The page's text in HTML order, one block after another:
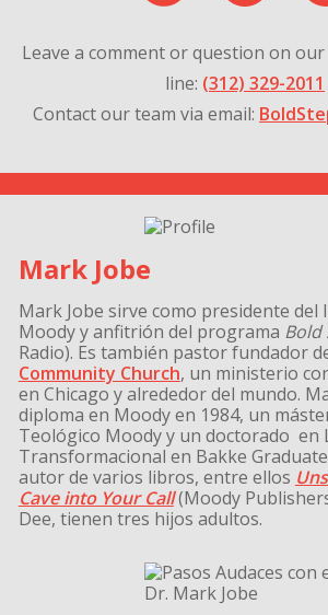
Leave a comment or question on
line: (312) 329-2011
Contact our team via email:
Mark Jobe
Mark Jobe sirve como presidente del
Moody y anfitrión del programa Bold
Radio). Es también pastor fundador
Community Church, un ministerio
en Chicago y alrededor del mundo.
diploma en Moody en 1984, un
Teológico Moody y un doctorado en
Transformacional en Bakke
autor de varios libros, entre ellos
Cave into Your Call(Moody
Dee, tienen tres hijos adultos.